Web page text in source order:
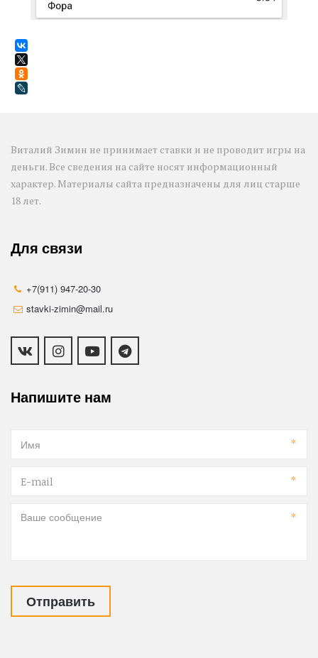
Виталий Зимин не принимает ставки и не проводит игры на
деньги. Все сведения на сайте носят информационный
характер. Материалы сайта предназначены для лиц старше
18 лет.
Для связи
+7(911) 947-20-30
stavki-zimin@mail.ru
Напишите нам
*
*
*
Отправить